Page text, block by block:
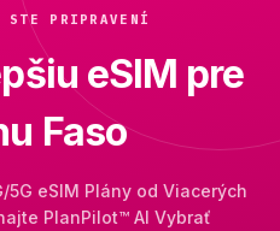
STE PRIPRAVENÍ
eSIM pre
Faso
eSIM Plány od Viacerých
PlanPilot™ AI Vybrať